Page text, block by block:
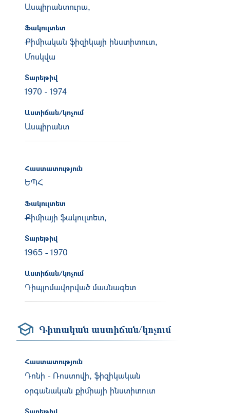
Ասպիրանտուրա,
Ֆակուլտետ
Քիմիական ֆիզիկայի ինստիտուտ,
Մոսկվա
Տարեթիվ
1970 - 1974
Աստիճան/կոչում
Ասպիրանտ
Հաստատություն
ԵՊՀ
Ֆակուլտետ
Քիմիայի ֆակուլտետ,
Տարեթիվ
1965 - 1970
Աստիճան/կոչում
Դիպլոմավորված մասնագետ
Գիտական աստիճան/կոչում
Հաստատություն
Դոնի - Ռոստովի, ֆիզիկական
օրգանական քիմիայի ինստիտուտ
Տարեթիվ